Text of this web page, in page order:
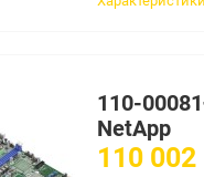
110-
NetApp
110 002